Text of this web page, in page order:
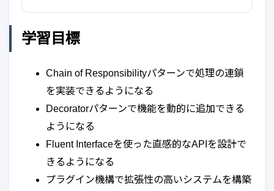
学習目標
Chain of Responsibilityパターンで処理の連鎖
を実装できるようになる
Decoratorパターンで機能を動的に追加できる
ようになる
Fluent Interfaceを使った直感的なAPIを設計で
きるようになる
プラグイン機構で拡張性の高いシステムを構築